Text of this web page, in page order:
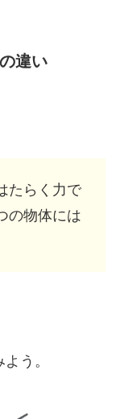
違い
たらく力で
の物体には
う。